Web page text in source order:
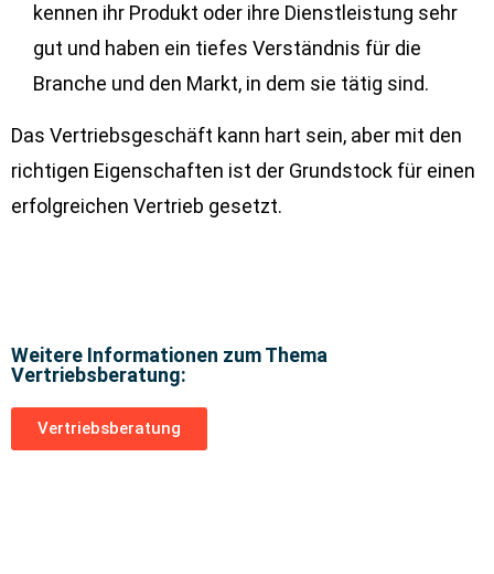
kennen ihr Produkt oder ihre Dienstleistung sehr
gut und haben ein tiefes Verständnis für die
Branche und den Markt, in dem sie tätig sind.
Das Vertriebsgeschäft kann hart sein, aber mit den
richtigen Eigenschaften ist der Grundstock für einen
erfolgreichen Vertrieb gesetzt.
Weitere Informationen zum Thema
Vertriebsberatung:
Vertriebsberatung